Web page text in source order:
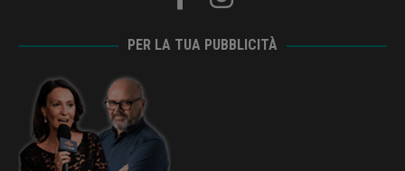
PER LA TUA PUBBLICITÀ